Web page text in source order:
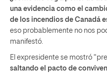
una evidencia como el
de los incendios de Canadá
eso probablemente no nos
manifestó.
El expresidente se mostró
saltando el pacto de